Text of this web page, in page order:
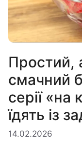
Простий,
смачний
серії
їдять із
14.02.2026